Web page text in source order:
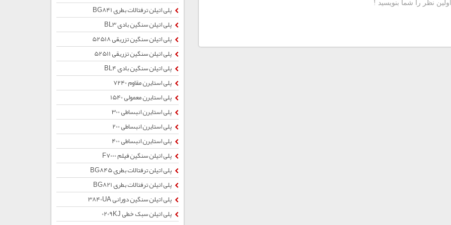
پلی اتیلن ترفتالات بطری BG841
پلی اتیلن سنگین بادی BL3
پلی اتیلن سنگین تزریقی 52518
پلی اتیلن سنگین تزریقی 52511
پلی اتیلن سنگین بادی BL4
پلی استایرن مقاوم 7240
پلی استایرن معمولی 1540
پلی استایرن انبساطی 300
پلی استایرن انبساطی 200
پلی استایرن انبساطی 400
پلی اتیلن سنگین فیلم F7000
پلی اتیلن ترفتالات بطری BG845
پلی اتیلن ترفتالات بطری BG821
پلی اتیلن سنگین دورانی 3840UA
پلی اتیلن سبک خطی 0209KJ